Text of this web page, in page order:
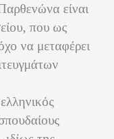
είναι
που ως
να μεταφέρει